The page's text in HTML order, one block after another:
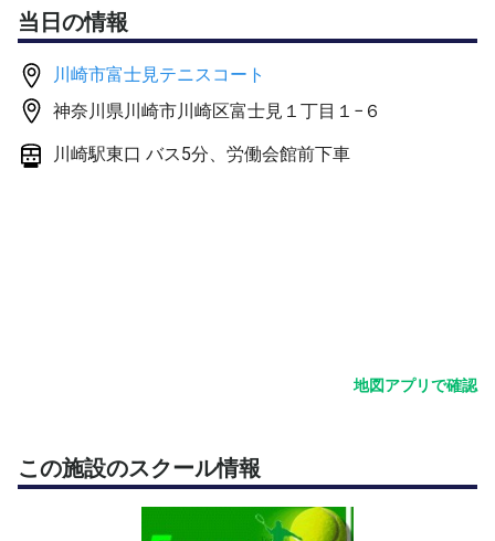
当日の情報
川崎市富士見テニスコート
神奈川県川崎市川崎区富士見１丁目１−６
川崎駅東口 バス5分、労働会館前下車
地図アプリで確認
この施設のスクール情報